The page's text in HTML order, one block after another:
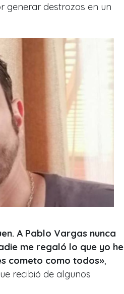
generar destrozos en un
A Pablo Vargas nunca
me regaló lo que yo he
cometo como todos»
recibió de algunos